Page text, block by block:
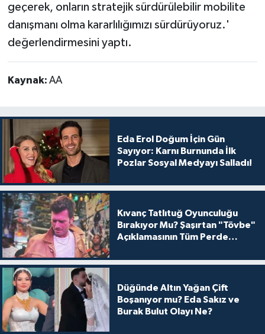
geçerek, onların stratejik sürdürülebilir mobilite
danışmanı olma kararlılığımızı sürdürüyoruz.'
değerlendirmesini yaptı.
Kaynak: AA
Eda Erol Doğum İçin Gün
Sayıyor: Karnı Burnunda İlk
Pozlar Sosyal Medyayı Salladı!
Kıvanç Tatlıtuğ Oyunculuğu
Bırakıyor Mu? Şaşırtan "Tövbe"
Açıklamasının Tüm Perde
Düğünde Altın Yağan Çift
Boşanıyor mu? Eda Sakız ve
Burak Bulut Olayı Ne?